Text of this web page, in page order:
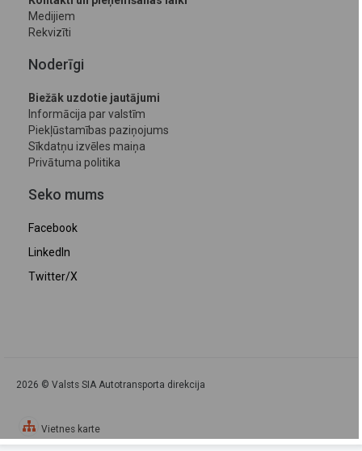
Medijiem
Rekvizīti
Noderīgi
Biežāk uzdotie jautājumi
Informācija par valstīm
Piekļūstamības paziņojums
Sīkdatņu izvēles maiņa
Privātuma politika
Seko mums
Facebook
LinkedIn
Twitter/X
2026 © Valsts SIA Autotransporta direkcija
Vietnes karte